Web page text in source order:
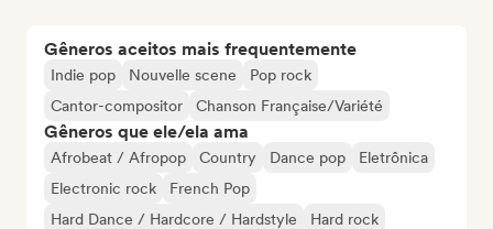
Gêneros aceitos mais frequentemente
Indie pop Nouvelle scene
Pop rock
Cantor-compositor
Chanson Française/Variété
Gêneros que ele/ela ama
Afrobeat / Afropop Country Dance pop
Eletrônica
Electronic rock
French Pop
Hard Dance / Hardcore / Hardstyle
Hard rock